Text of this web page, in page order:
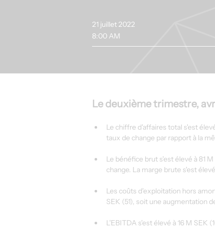
21 juillet 2022
8:00 AM
Le deuxième trimestre,
Le chiffre d'affaires total s'est
taux de change par rapport à la
Le bénéfice brut s'est élevé à 81
change. La marge brute s'est
Les coûts d'exploitation hors
SEK (51), soit une augmentation
L'EBITDA s'est élevé à 16 M SEK